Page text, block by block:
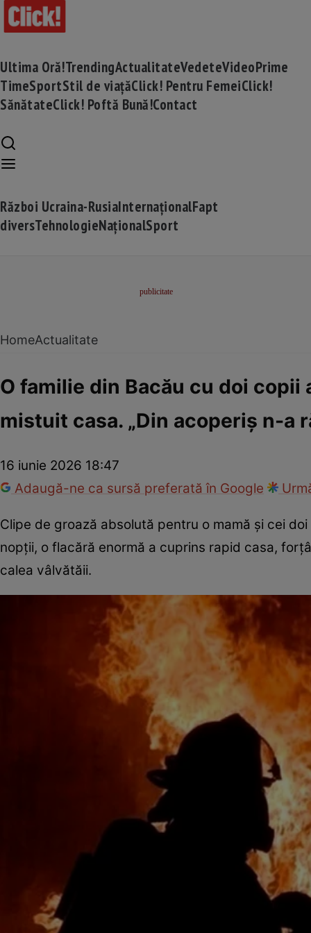
Ultima Oră!TrendingActualitateVedeteVideoPrime
TimeSportStil de viațăClick! Pentru FemeiClick!
SănătateClick! Poftă Bună!Contact
Război Ucraina-RusiaInternaționalFapt
diversTehnologieNaționalSport
HomeActualitate
O familie din Bacău cu doi
mistuit casa. „Din acoperiș n-a
16 iunie 2026 18:47
Adaugă-ne ca sursă preferată în Google
Clipe de groază absolută pentru o mamă și cei
nopții, o flacără enormă a cuprins rapid casa,
calea vâlvătăii.